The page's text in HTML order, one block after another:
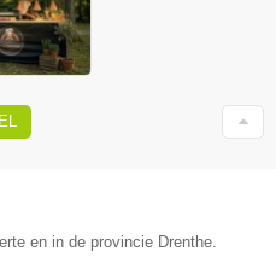
en in de provincie Drenthe.